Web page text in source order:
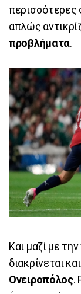
περισσότερες
απλώς
προβλήματα.
Και μαζί με
διακρίνεται
Ονειροπόλος.